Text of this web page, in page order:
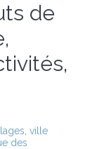
de
ville
des